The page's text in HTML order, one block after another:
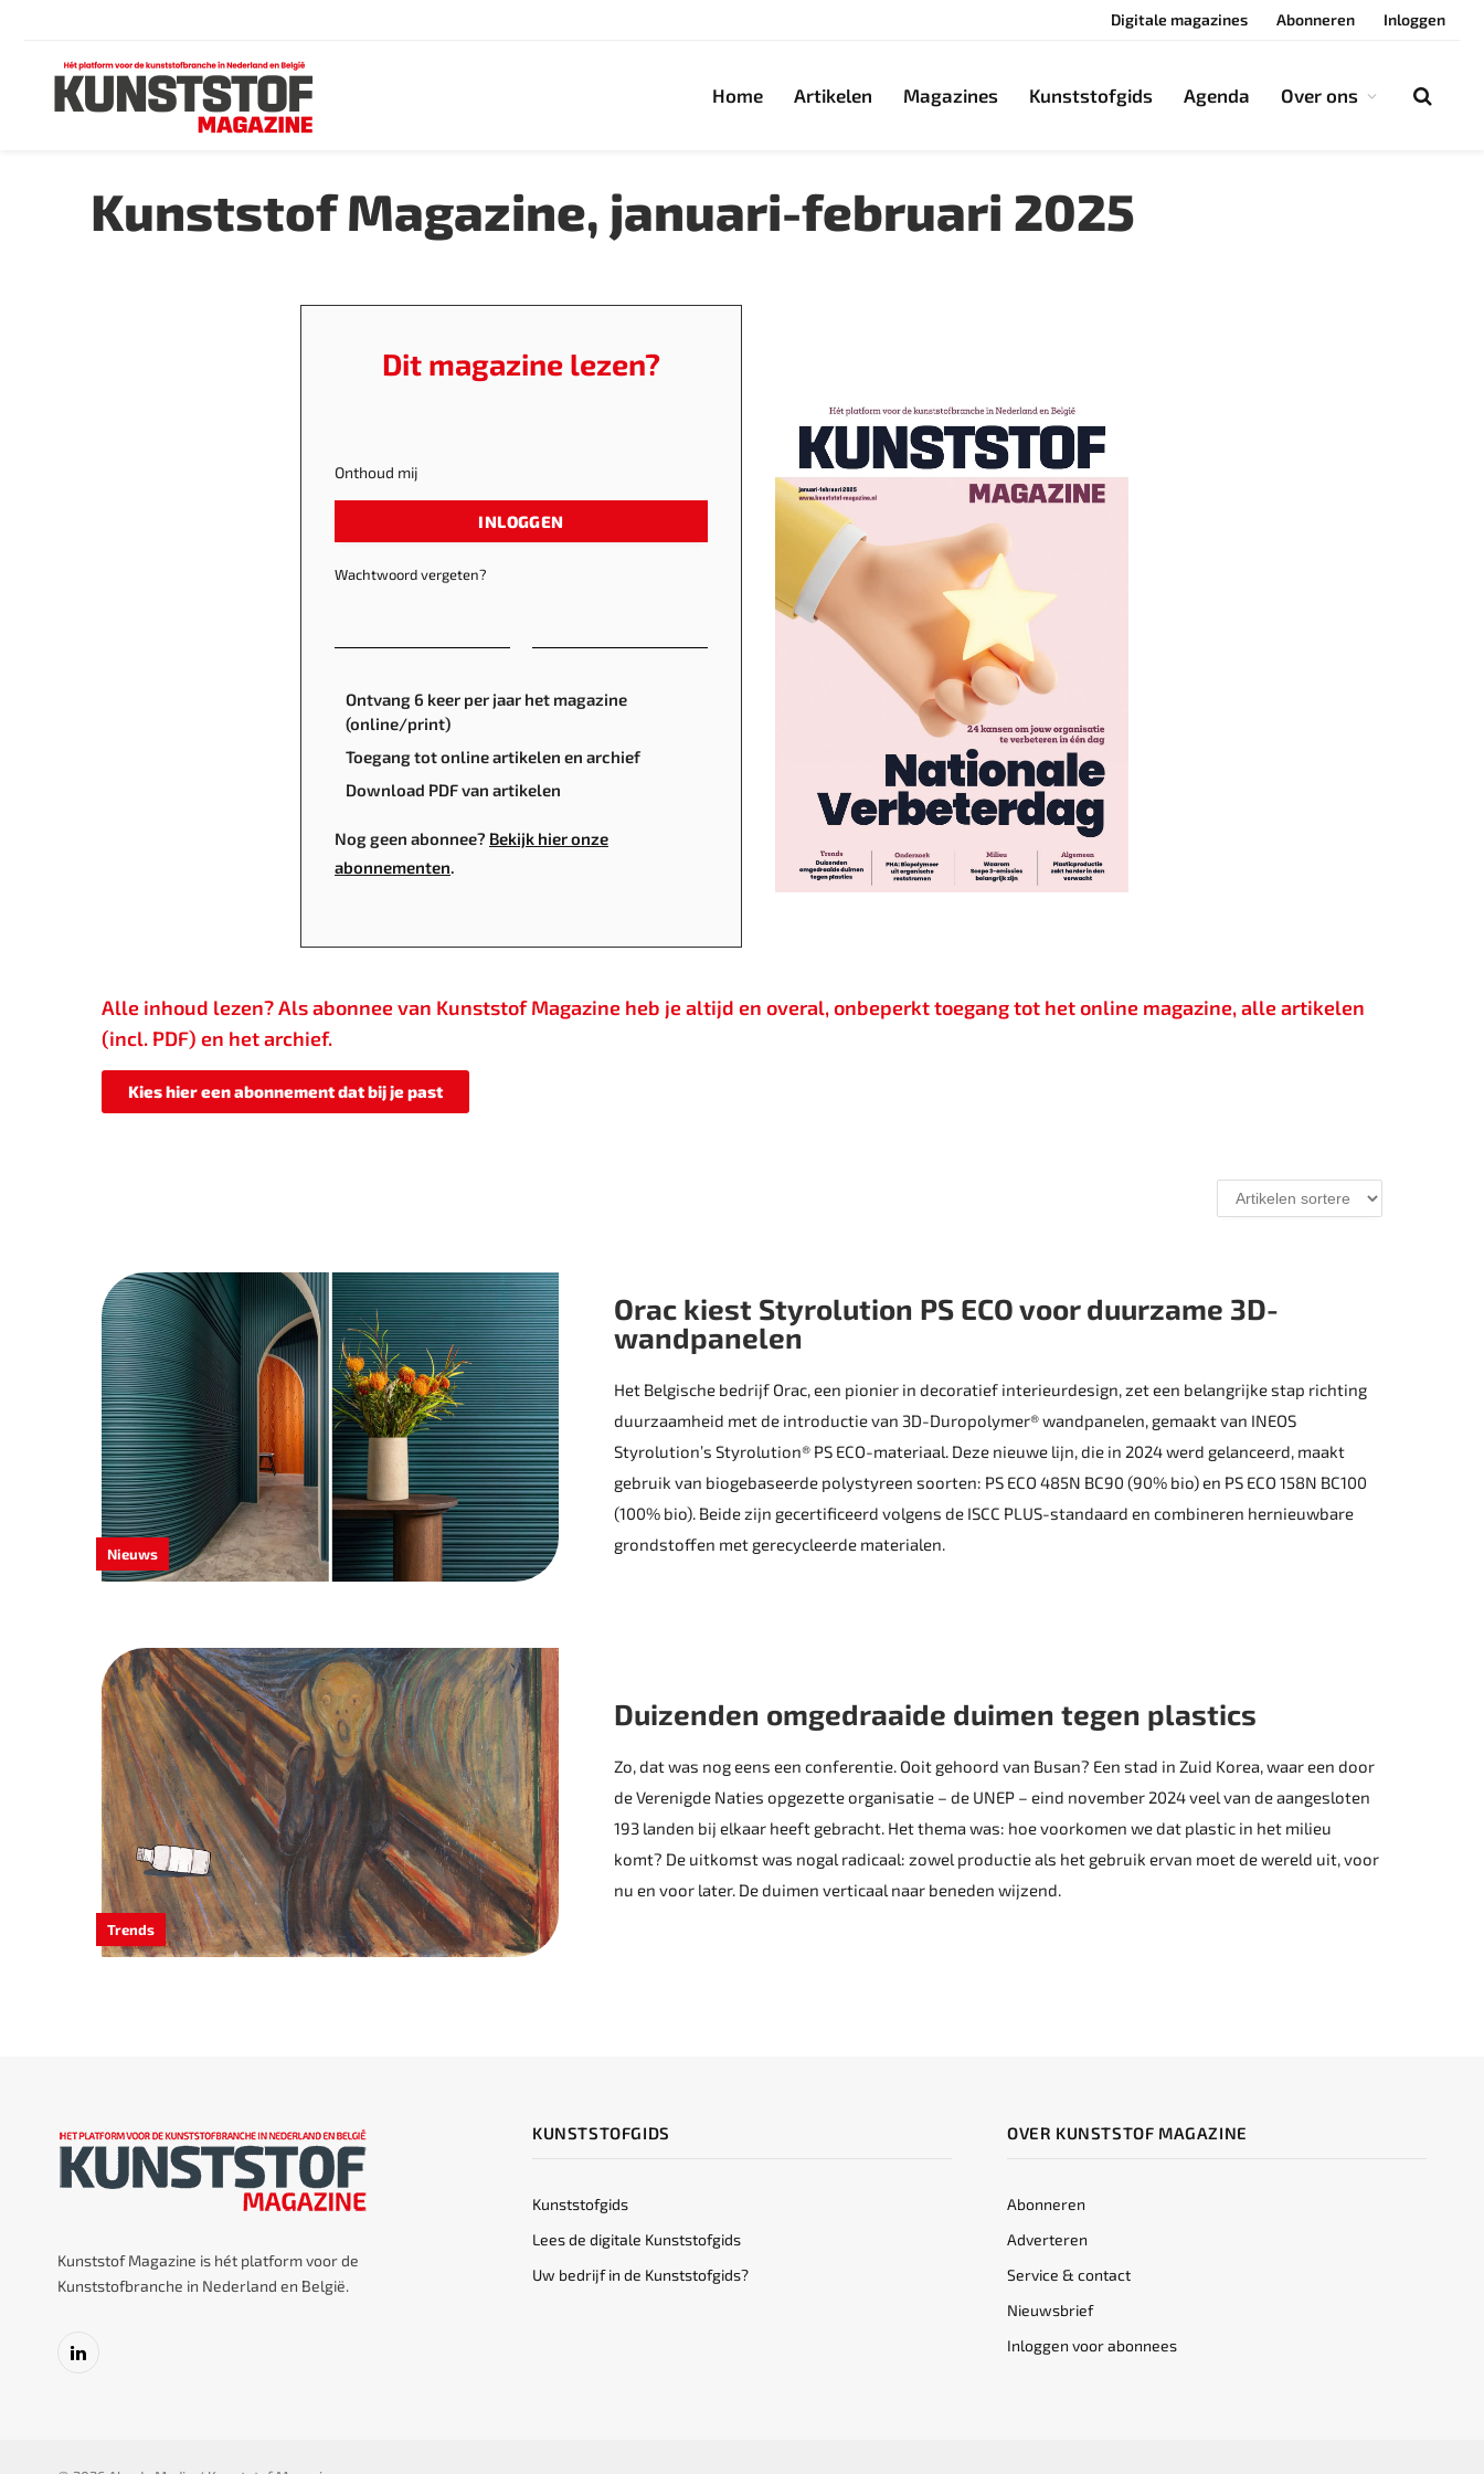
Digitale magazines Abonneren Inloggen
Home Artikelen Magazines Kunststofgids Agenda Over ons
Kunststof Magazine, januari-februari 2025
Dit magazine lezen?
Onthoud mij
INLOGGEN
Wachtwoord vergeten?
Ontvang 6 keer per jaar het magazine
(online/print)
Toegang tot online artikelen en archief
Download PDF van artikelen
Nog geen abonnee? Bekijk hier onze
abonnementen.
Alle inhoud lezen? Als abonnee van Kunststof Magazine heb je altijd en overal, onbeperkt toegang tot het online magazine, alle artikelen
(incl. PDF) en het archief.
Kies hier een abonnement dat bij je past
Nieuws
Orac kiest Styrolution PS ECO voor duurzame 3D-
wandpanelen
Het Belgische bedrijf Orac, een pionier in decoratief interieurdesign, zet een belangrijke stap richting
duurzaamheid met de introductie van 3D-Duropolymer® wand­panelen, gemaakt van INEOS
Styrolution’s­ Styrolution® PS ECO-materiaal. Deze nieuwe lijn, die in 2024 werd gelanceerd, maakt
gebruik van biogebaseerde poly­styreen soorten: PS ECO 485N BC90 (90% bio) en PS ECO 158N BC100
(100% bio). Beide zijn gecertificeerd volgens de ISCC PLUS-standaard en combineren hernieuwbare
grondstoffen met gerecycleerde materialen.
Trends
Duizenden omgedraaide duimen tegen plastics
Zo, dat was nog eens een conferentie. Ooit gehoord van Busan? Een stad in Zuid Korea, waar een door
de ­Verenigde Naties opgezette organisatie – de UNEP – eind november 2024 veel van de aangesloten
193 ­landen bij elkaar heeft gebracht. Het thema was: hoe voorkomen we dat plastic in het milieu
komt? De uitkomst was nogal radicaal: zowel productie als het gebruik ervan moet de wereld uit, voor
nu en voor later. De duimen ­verticaal naar beneden wijzend.
Kunststof Magazine is hét platform voor de
Kunststofbranche in Nederland en België.
LinkedIn
KUNSTSTOFGIDS
Kunststofgids
Lees de digitale Kunststofgids
Uw bedrijf in de Kunststofgids?
OVER KUNSTSTOF MAGAZINE
Abonneren
Adverteren
Service & contact
Nieuwsbrief
Inloggen voor abonnees